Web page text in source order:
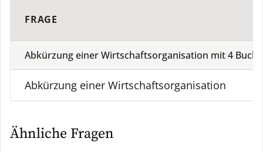
FRAGE
Abkürzung einer Wirtschaftsorganisation mit4
Abkürzung einer Wirtschaftsorganisation
Ähnliche Fragen